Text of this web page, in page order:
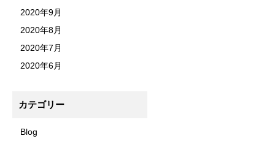
2020年9月
2020年8月
2020年7月
2020年6月
カテゴリー
Blog